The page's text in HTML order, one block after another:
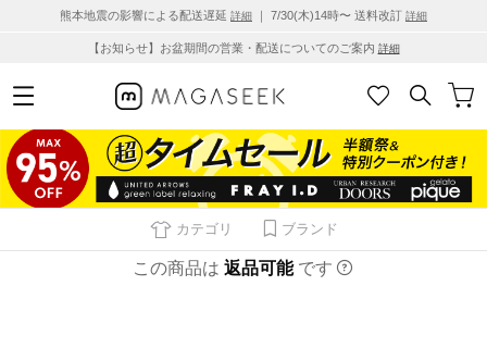
熊本地震の影響による配送遅延 詳細 ｜ 7/30(木)14時〜 送料改訂 詳細
【お知らせ】お盆期間の営業・配送についてのご案内 詳細
カテゴリ ブランド
この商品は 返品可能 です